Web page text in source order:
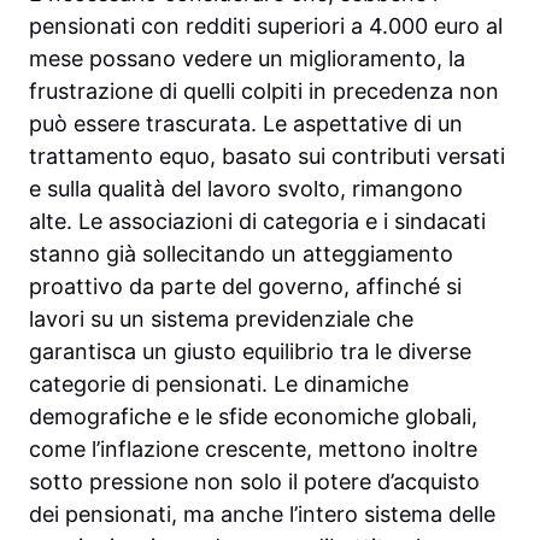
pensionati con redditi superiori a 4.000 euro al
mese possano vedere un miglioramento, la
frustrazione di quelli colpiti in precedenza non
può essere trascurata. Le aspettative di un
trattamento equo, basato sui contributi versati
e sulla qualità del lavoro svolto, rimangono
alte. Le associazioni di categoria e i sindacati
stanno già sollecitando un atteggiamento
proattivo da parte del governo, affinché si
lavori su un sistema previdenziale che
garantisca un giusto equilibrio tra le diverse
categorie di pensionati. Le dinamiche
demografiche e le sfide economiche globali,
come l’inflazione crescente, mettono inoltre
sotto pressione non solo il potere d’acquisto
dei pensionati, ma anche l’intero sistema delle